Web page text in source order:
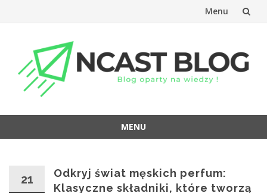
Menu
treści
MENU
21
Odkryj świat męskich perfum:
Klasyczne składniki, które tworzą